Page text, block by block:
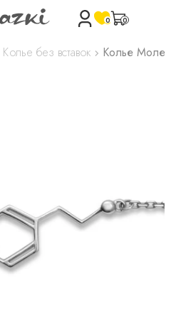
0 0
Колье без вставок Колье